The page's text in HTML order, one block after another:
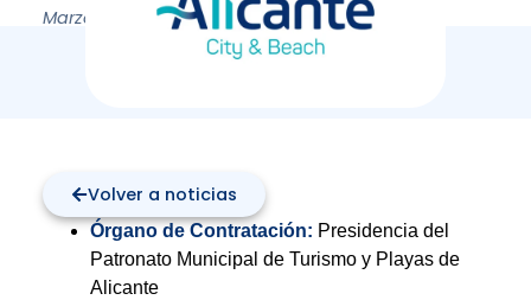
Marzo 24, 2025
Volver a noticias
Órgano de Contratación: Presidencia del
Patronato Municipal de Turismo y Playas de
Alicante